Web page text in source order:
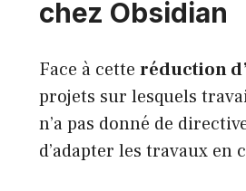
chez Obsidian
Face à cette réduction
projets sur lesquels
n’a pas donné de
d’adapter les travaux en